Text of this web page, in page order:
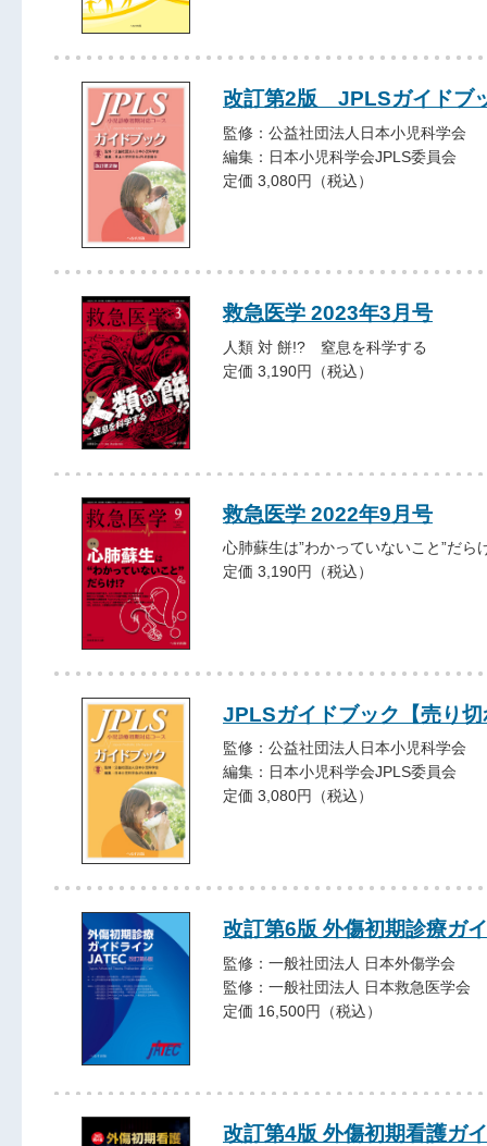
改訂第2版 JPLSガイドブ
監修：公益社団法人日本小児科学会
編集：日本小児科学会JPLS委員会
定価 3,080円（税込）
救急医学 2023年3月号
人類 対 餅!? 窒息を科学する
定価 3,190円（税込）
救急医学 2022年9月号
心肺蘇生は”わかっていないこと”だら
定価 3,190円（税込）
JPLSガイドブック【売り切
監修：公益社団法人日本小児科学会
編集：日本小児科学会JPLS委員会
定価 3,080円（税込）
改訂第6版 外傷初期診療ガ
監修：一般社団法人 日本外傷学会
監修：一般社団法人 日本救急医学会
定価 16,500円（税込）
改訂第4版 外傷初期看護